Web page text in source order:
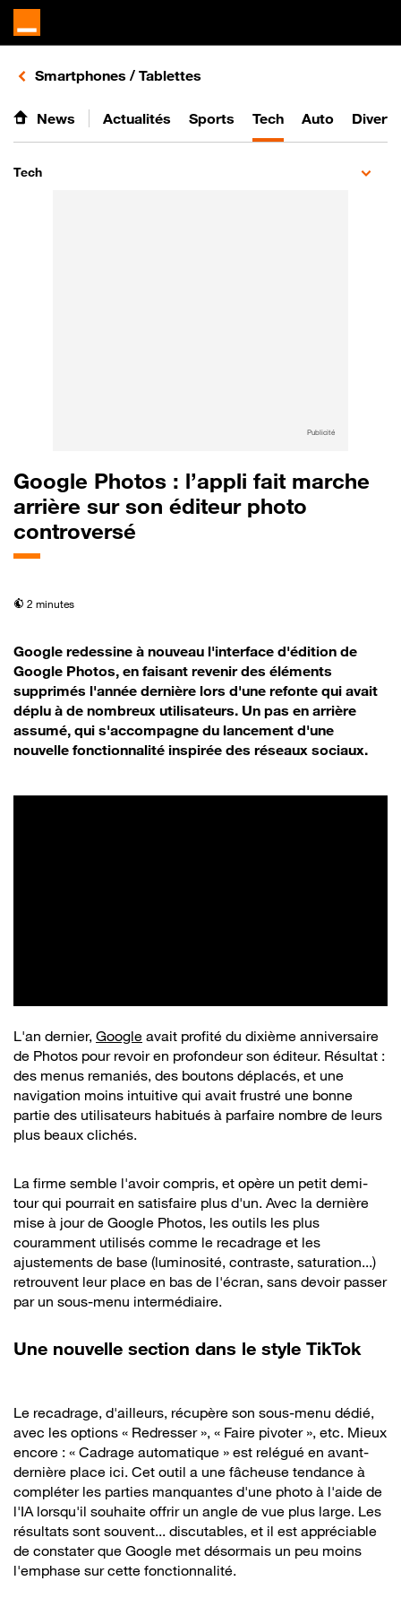
Retours vers le listing d'articles de la catégorie
Smartphones / Tablettes
News Actualités Sports Tech Auto
Tech
Publicité
Google Photos : l’appli fait marche
arrière sur son éditeur photo
controversé
temps de lecture
2 minutes
Google redessine à nouveau l'interface d'édition de
Google Photos, en faisant revenir des éléments
supprimés l'année dernière lors d'une refonte qui avait
déplu à de nombreux utilisateurs. Un pas en arrière
assumé, qui s'accompagne du lancement d'une
nouvelle fonctionnalité inspirée des réseaux sociaux.
L'an dernier, Google avait profité du dixième anniversaire
de Photos pour revoir en profondeur son éditeur. Résultat :
des menus remaniés, des boutons déplacés, et une
navigation moins intuitive qui avait frustré une bonne
partie des utilisateurs habitués à parfaire nombre de leurs
plus beaux clichés.
La firme semble l'avoir compris, et opère un petit demi-
tour qui pourrait en satisfaire plus d'un. Avec la dernière
mise à jour de Google Photos, les outils les plus
couramment utilisés comme le recadrage et les
ajustements de base (luminosité, contraste, saturation...)
retrouvent leur place en bas de l'écran, sans devoir passer
par un sous-menu intermédiaire.
Une nouvelle section dans le style TikTok
Le recadrage, d'ailleurs, récupère son sous-menu dédié,
avec les options « Redresser », « Faire pivoter », etc. Mieux
encore : « Cadrage automatique » est relégué en avant-
dernière place ici. Cet outil a une fâcheuse tendance à
compléter les parties manquantes d'une photo à l'aide de
l'IA lorsqu'il souhaite offrir un angle de vue plus large. Les
résultats sont souvent... discutables, et il est appréciable
de constater que Google met désormais un peu moins
l'emphase sur cette fonctionnalité.